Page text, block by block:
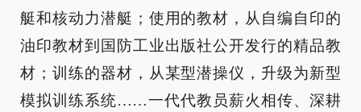
艇和核动力潜艇；使用的教材，从自编自印的
油印教材到国防工业出版社公开发行的精品教
材；训练的器材，从某型潜操仪，升级为新型
模拟训练系统……一代代教员薪火相传、深耕